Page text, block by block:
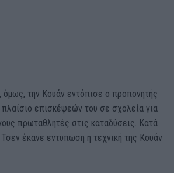
όμως, την Κουάν εντόπισε ο προπονητής
επισκέψεών του σε σχολεία για
πρωταθλητές στις καταδύσεις. Κατά
έκανε εντυπωση η τεχνική της Κουάν